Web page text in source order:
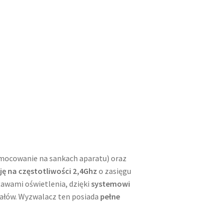
na sankach aparatu) oraz
na częstotliwości 2,4Ghz o zasięgu
oświetlenia, dzięki systemowi
Wyzwalacz ten posiada pełne